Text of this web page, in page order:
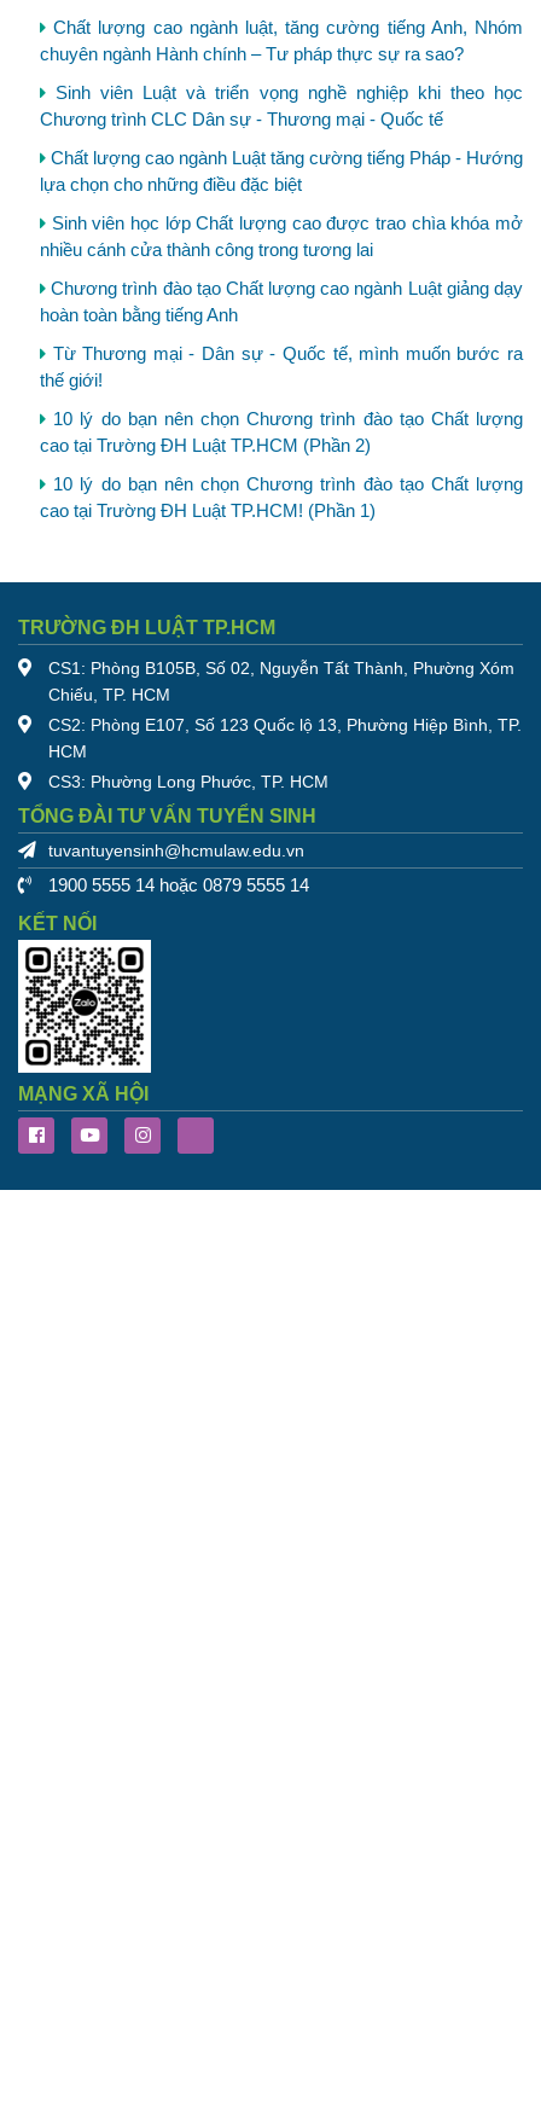
Chất lượng cao ngành luật, tăng cường tiếng Anh, Nhóm
chuyên ngành Hành chính – Tư pháp thực sự ra sao?
Sinh viên Luật và triển vọng nghề nghiệp khi theo học
Chương trình CLC Dân sự - Thương mại - Quốc tế
Chất lượng cao ngành Luật tăng cường tiếng Pháp - Hướng
lựa chọn cho những điều đặc biệt
Sinh viên học lớp Chất lượng cao được trao chìa khóa mở
nhiều cánh cửa thành công trong tương lai
Chương trình đào tạo Chất lượng cao ngành Luật giảng dạy
hoàn toàn bằng tiếng Anh
Từ Thương mại - Dân sự - Quốc tế, mình muốn bước ra
thế giới!
10 lý do bạn nên chọn Chương trình đào tạo Chất lượng
cao tại Trường ĐH Luật TP.HCM (Phần 2)
10 lý do bạn nên chọn Chương trình đào tạo Chất lượng
cao tại Trường ĐH Luật TP.HCM! (Phần 1)
TRƯỜNG ĐH LUẬT TP.HCM
CS1: Phòng B105B, Số 02, Nguyễn Tất Thành, Phường Xóm
Chiếu, TP. HCM
CS2: Phòng E107, Số 123 Quốc lộ 13, Phường Hiệp Bình, TP.
HCM
CS3: Phường Long Phước, TP. HCM
TỔNG ĐÀI TƯ VẤN TUYỂN SINH
tuvantuyensinh@hcmulaw.edu.vn
1900 5555 14 hoặc 0879 5555 14
KẾT NỐI
MẠNG XÃ HỘI